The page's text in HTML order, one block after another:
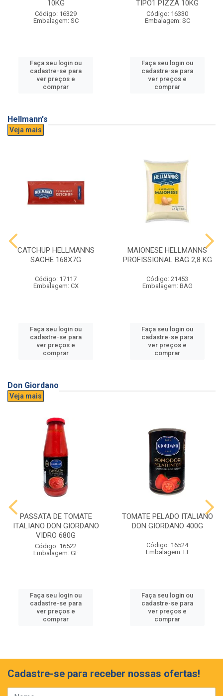
10KG
Código: 16329
Embalagem: SC
Faça seu login ou
cadastre-se para
ver preços e
comprar
TIPO1 PIZZA 10KG
Código: 16330
Embalagem: SC
Faça seu login ou
cadastre-se para
ver preços e
comprar
Hellmann's
Veja mais
CATCHUP HELLMANNS
SACHE 168X7G
Código: 17117
Embalagem: CX
Faça seu login ou
cadastre-se para
ver preços e
comprar
MAIONESE HELLMANNS
PROFISSIONAL BAG 2,8 KG
Código: 21453
Embalagem: BAG
Faça seu login ou
cadastre-se para
ver preços e
comprar
Don Giordano
Veja mais
PASSATA DE TOMATE
ITALIANO DON GIORDANO
VIDRO 680G
Código: 16522
Embalagem: GF
Faça seu login ou
cadastre-se para
ver preços e
comprar
TOMATE PELADO ITALIANO
DON GIORDANO 400G
Código: 16524
Embalagem: LT
Faça seu login ou
cadastre-se para
ver preços e
comprar
Cadastre-se para receber nossas ofertas!